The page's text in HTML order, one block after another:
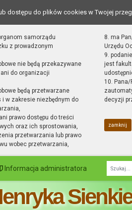
dostępu do plików cookies w Twojej
samorządu
z prowadzonym
nie będą przekazywane
do organizacji
będą przetwarzane
i w zakresie niezbędnym do
prawo dostępu do treści
oraz ich sprostowania,
przetwarzania lub prawo
wobec przetwarzania,
8. ma
Urzędu
9.
jest
10. Pana/
decyzji
zamknij
Informacja administratora
Fraza